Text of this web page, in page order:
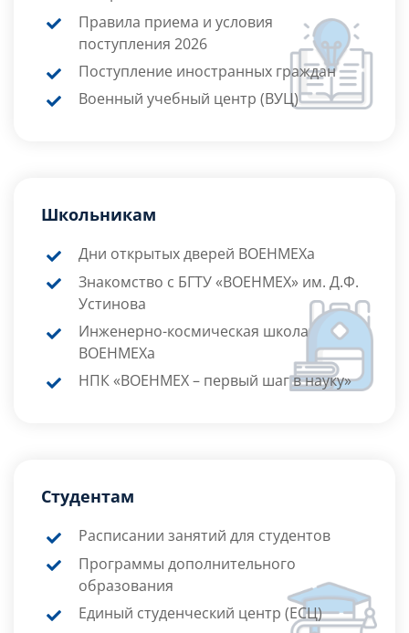
Правила приема и условия
поступления 2026
Поступление иностранных граждан
Военный учебный центр (ВУЦ)
Школьникам
Дни открытых дверей ВОЕНМЕХа
Знакомство с БГТУ «ВОЕНМЕХ» им. Д.Ф.
Устинова
Инженерно-космическая школа
ВОЕНМЕХа
НПК «ВОЕНМЕХ – первый шаг в науку»
Студентам
Расписании занятий для студентов
Программы дополнительного
образования
Единый студенческий центр (ЕСЦ)